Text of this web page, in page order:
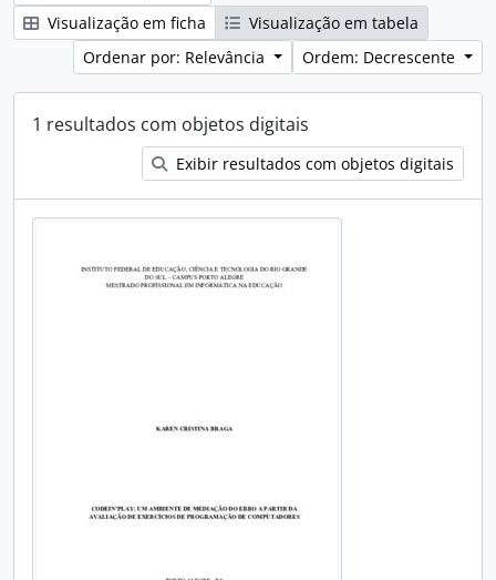
Visualização em ficha
Visualização em tabela
Ordenar por: Relevância
Ordem: Decrescente
1 resultados com objetos digitais
Exibir resultados com objetos digitais